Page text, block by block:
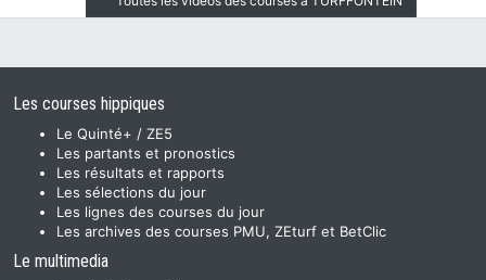
Les courses hippiques
Le Quinté+ / ZE5
Les partants et pronostics
Les résultats et rapports
Les sélections du jour
Les lignes des courses du jour
Les archives des courses PMU, ZEturf et BetClic
Le multimedia